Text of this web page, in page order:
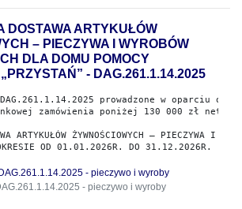
DOSTAWA ARTYKUŁÓW
– PIECZYWA I WYROBÓW
DLA DOMU POMOCY
- DAG.261.1.14.2025
prowadzone w oparciu o
zamówienia poniżej 130 000 zł netto
ARTYKUŁÓW ŻYWNOŚCIOWYCH – PIECZYWA I
OKRESIE OD 01.01.2026R. DO 31.12.2026R.
- pieczywo i wyroby
- pieczywo i wyroby